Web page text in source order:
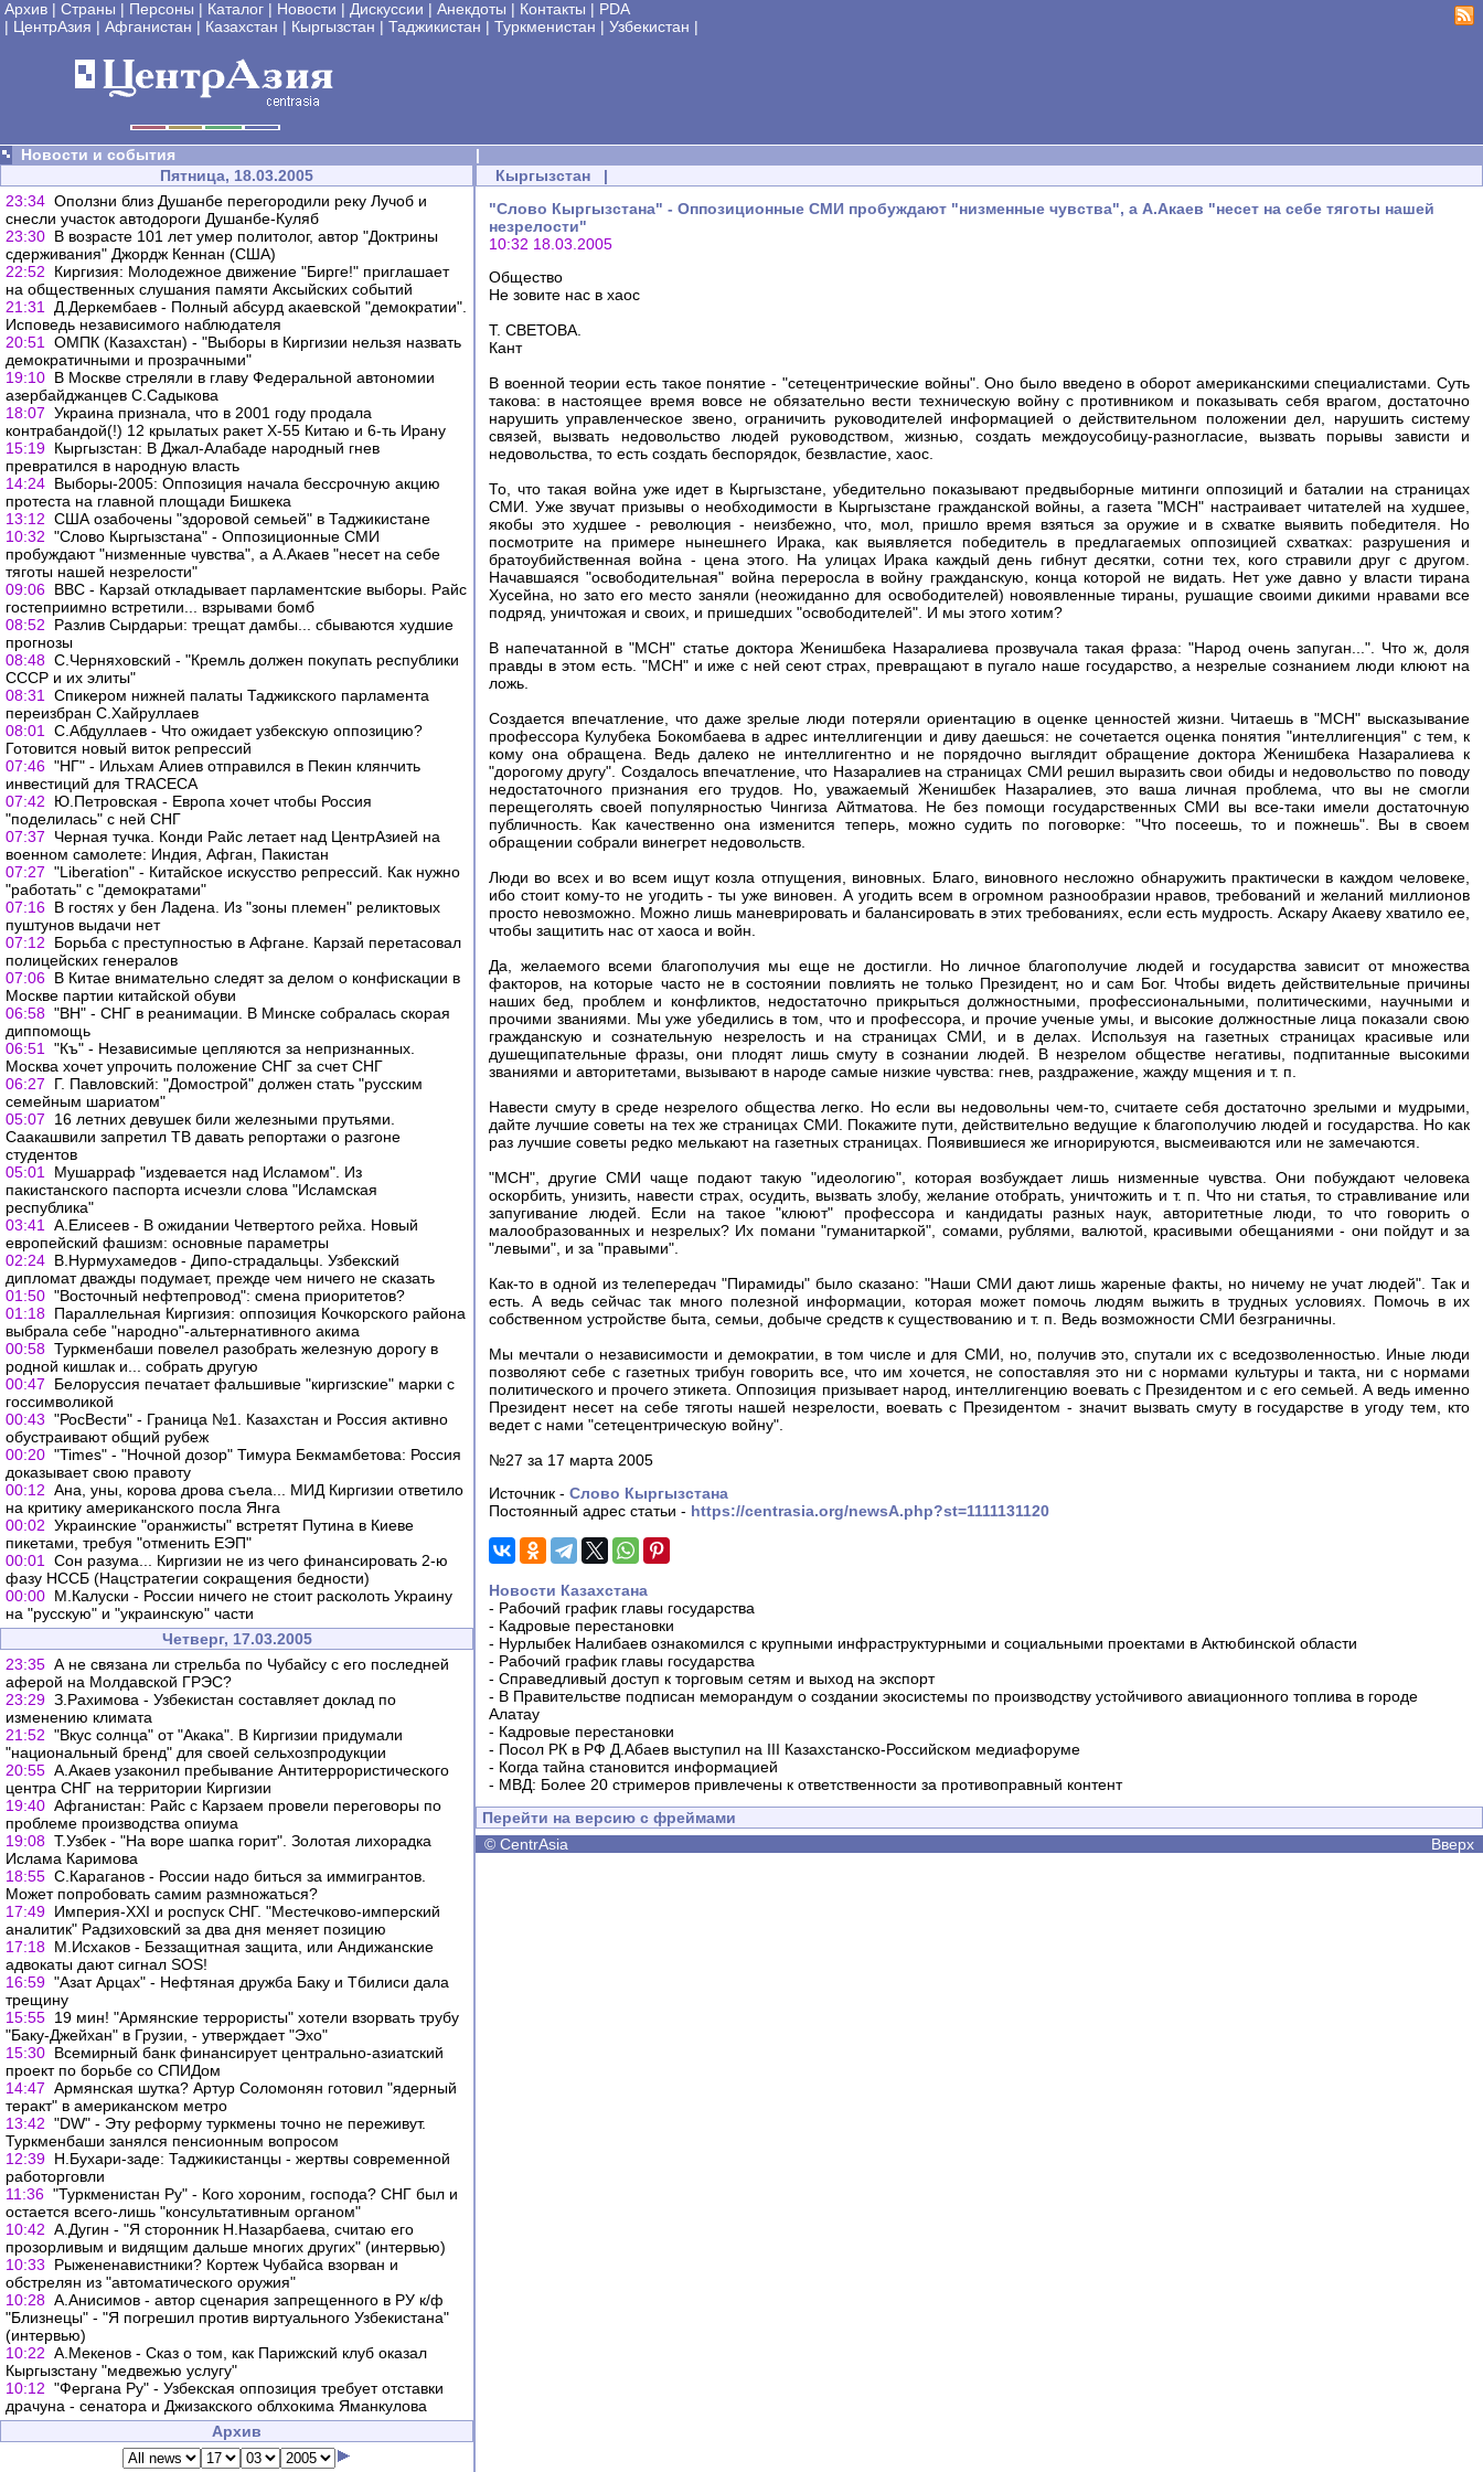
Архив | Страны | Персоны | Каталог | Новости | Дискуссии | Анекдоты | Контакты | PDA
| ЦентрАзия | Афганистан | Казахстан | Кыргызстан | Таджикистан | Туркменистан | Узбекистан |
Новости и события
|
Пятница, 18.03.2005
23:34 Оползни близ Душанбе перегородили реку Лучоб и
снесли участок автодороги Душанбе-Куляб
23:30 В возрасте 101 лет умер политолог, автор "Доктрины
сдерживания" Джордж Кеннан (США)
22:52
Киргизия: Молодежное движение "Бирге!" приглашает
на общественных слушания памяти Аксыйских событий
21:31
Д.Деркембаев - Полный абсурд акаевской "демократии".
Исповедь независимого наблюдателя
20:51
ОМПК (Казахстан) - "Выборы в Киргизии нельзя назвать
демократичными и прозрачными"
19:10 В Москве стреляли в главу Федеральной автономии
азербайджанцев С.Садыкова
18:07 Украина признала, что в 2001 году продала
контрабандой(!) 12 крылатых ракет Х-55 Китаю и 6-ть Ирану
15:19 Кыргызстан: В Джал-Алабаде народный гнев
превратился в народную власть
14:24 Выборы-2005: Оппозиция начала бессрочную акцию
протеста на главной площади Бишкека
13:12 США озабочены "здоровой семьей" в Таджикистане
10:32 "Слово Кыргызстана" - Оппозиционные СМИ
пробуждают "низменные чувства", а А.Акаев "несет на себе
тяготы нашей незрелости"
09:06 ВВС - Карзай откладывает парламентские выборы. Райс
гостеприимно встретили... взрывами бомб
08:52
Разлив Сырдарьи: трещат дамбы... сбываются худшие
прогнозы
08:48 С.Черняховский - "Кремль должен покупать республики
СССР и их элиты"
08:31
Спикером нижней палаты Таджикского парламента
переизбран С.Хайруллаев
08:01
С.Абдуллаев - Что ожидает узбекскую оппозицию?
Готовится новый виток репрессий
07:46 "НГ" - Ильхам Алиев отправился в Пекин клянчить
инвестиций для ТRАСЕCА
07:42
Ю.Петровская - Европа хочет чтобы Россия
"поделилась" с ней СНГ
07:37
Черная тучка. Конди Райс летает над ЦентрАзией на
военном самолете: Индия, Афган, Пакистан
07:27 "Liberation" - Китайское искусство репрессий. Как нужно
"работать" с "демократами"
07:16 В гостях у бен Ладена. Из "зоны племен" реликтовых
пуштунов выдачи нет
07:12
Борьба с преступностью в Афгане. Карзай перетасовал
полицейских генералов
07:06 В Китае внимательно следят за делом о конфискации в
Москве партии китайской обуви
06:58 "ВН" - СНГ в реанимации. В Минске собралась скорая
диппомощь
06:51
"Къ" - Независимые цепляются за непризнанных.
Москва хочет упрочить положение СНГ за счет СНГ
06:27
Г. Павловский: "Домострой" должен стать "русским
семейным шариатом"
05:07
16 летних девушек били железными прутьями.
Саакашвили запретил ТВ давать репортажи о разгоне
студентов
05:01
Мушарраф "издевается над Исламом". Из
пакистанского паспорта исчезли слова "Исламская
республика"
03:41
А.Елисеев - В ожидании Четвертого рейха. Новый
европейский фашизм: основные параметры
02:24 В.Нурмухамедов - Дипо-страдальцы. Узбекский
дипломат дважды подумает, прежде чем ничего не сказать
01:50 "Восточный нефтепровод": смена приоритетов?
01:18 Параллельная Киргизия: оппозиция Кочкорского района
выбрала себе "народно"-альтернативного акима
00:58 Туркменбаши повелел разобрать железную дорогу в
родной кишлак и... собрать другую
00:47
Белоруссия печатает фальшивые "киргизские" марки с
госсимволикой
00:43 "РосВести" - Граница №1. Казахстан и Россия активно
обустраивают общий рубеж
00:20 "Times" - "Ночной дозор" Тимура Бекмамбетова: Россия
доказывает свою правоту
00:12 Ана, уны, корова дрова съела... МИД Киргизии ответило
на критику американского посла Янга
00:02 Украинские "оранжисты" встретят Путина в Киеве
пикетами, требуя "отменить ЕЭП"
00:01
Сон разума... Киргизии не из чего финансировать 2-ю
фазу НССБ (Нацстратегии сокращения бедности)
00:00 М.Калуски - России ничего не стоит расколоть Украину
на "русскую" и "украинскую" части
Четверг, 17.03.2005
23:35 А не связана ли стрельба по Чубайсу с его последней
аферой на Молдавской ГРЭС?
23:29 З.Рахимова - Узбекистан составляет доклад по
изменению климата
21:52 "Вкус солнца" от "Акака". В Киргизии придумали
"национальный бренд" для своей сельхозпродукции
20:55 А.Акаев узаконил пребывание Антитеррористического
центра СНГ на территории Киргизии
19:40 Афганистан: Райс с Карзаем провели переговоры по
проблеме производства опиума
19:08 Т.Узбек - "На воре шапка горит". Золотая лихорадка
Ислама Каримова
18:55 С.Караганов - России надо биться за иммигрантов.
Может попробовать самим размножаться?
17:49 Империя-ХХI и роспуск СНГ. "Местечково-имперский
аналитик" Радзиховский за два дня меняет позицию
17:18 М.Исхаков - Беззащитная защита, или Андижанские
адвокаты дают сигнал SOS!
16:59 "Азат Арцах" - Нефтяная дружба Баку и Тбилиси дала
трещину
15:55 19 мин! "Армянские террористы" хотели взорвать трубу
"Баку-Джейхан" в Грузии, - утверждает "Эхо"
15:30 Всемирный банк финансирует центрально-азиатский
проект по борьбе со СПИДом
14:47 Армянская шутка? Артур Соломонян готовил "ядерный
теракт" в американском метро
13:42 "DW" - Эту реформу туркмены точно не переживут.
Туркменбаши занялся пенсионным вопросом
12:39 Н.Бухари-заде: Таджикистанцы - жертвы современной
работорговли
11:36 "Туркменистан Ру" - Кого хороним, господа? СНГ был и
остается всего-лишь "консультативным органом"
10:42 А.Дугин - "Я сторонник Н.Назарбаева, считаю его
прозорливым и видящим дальше многих других" (интервью)
10:33
Рыжененавистники? Кортеж Чубайса взорван и
обстрелян из "автоматического оружия"
10:28 А.Анисимов - автор сценария запрещенного в РУ к/ф
"Близнецы" - "Я погрешил против виртуального Узбекистана"
(интервью)
10:22 А.Мекенов - Сказ о том, как Парижский клуб оказал
Кыргызстану "медвежью услугу"
10:12 "Фергана Ру" - Узбекская оппозиция требует отставки
драчуна - сенатора и Джизакского облхокима Яманкулова
Архив
Кыргызстан |
"Слово Кыргызстана" - Оппозиционные СМИ пробуждают "низменные чувства", а А.Акаев "несет на себе тяготы нашей
незрелости"
10:32 18.03.2005
Общество
Не зовите нас в хаос
Т. СВЕТОВА.
Кант
В военной теории есть такое понятие - "сетецентрические войны". Оно было введено в оборот американскими специалистами. Суть
такова: в настоящее время вовсе не обязательно вести техническую войну с противником и показывать себя врагом, достаточно
нарушить управленческое звено, ограничить руководителей информацией о действительном положении дел, нарушить систему
связей, вызвать недовольство людей руководством, жизнью, создать междоусобицу-разногласие, вызвать порывы зависти и
недовольства, то есть создать беспорядок, безвластие, хаос.
То, что такая война уже идет в Кыргызстане, убедительно показывают предвыборные митинги оппозиций и баталии на страницах
СМИ. Уже звучат призывы о необходимости в Кыргызстане гражданской войны, а газета "МСН" настраивает читателей на худшее,
якобы это худшее - революция - неизбежно, что, мол, пришло время взяться за оружие и в схватке выявить победителя. Но
посмотрите на примере нынешнего Ирака, как выявляется победитель в предлагаемых оппозицией схватках: разрушения и
братоубийственная война - цена этого. На улицах Ирака каждый день гибнут десятки, сотни тех, кого стравили друг с другом.
Начавшаяся "освободительная" война переросла в войну гражданскую, конца которой не видать. Нет уже давно у власти тирана
Хусейна, но зато его место заняли (неожиданно для освободителей) новоявленные тираны, рушащие своими дикими нравами все
подряд, уничтожая и своих, и пришедших "освободителей". И мы этого хотим?
В напечатанной в "МСН" статье доктора Женишбека Назаралиева прозвучала такая фраза: "Народ очень запуган...". Что ж, доля
правды в этом есть. "МСН" и иже с ней сеют страх, превращают в пугало наше государство, а незрелые сознанием люди клюют на
ложь.
Создается впечатление, что даже зрелые люди потеряли ориентацию в оценке ценностей жизни. Читаешь в "МСН" высказывание
профессора Кулубека Бокомбаева в адрес интеллигенции и диву даешься: не сочетается оценка понятия "интеллигенция" с тем, к
кому она обращена. Ведь далеко не интеллигентно и не порядочно выглядит обращение доктора Женишбека Назаралиева к
"дорогому другу". Создалось впечатление, что Назаралиев на страницах СМИ решил выразить свои обиды и недовольство по поводу
недостаточного признания его трудов. Но, уважаемый Женишбек Назаралиев, это ваша личная проблема, что вы не смогли
перещеголять своей популярностью Чингиза Айтматова. Не без помощи государственных СМИ вы все-таки имели достаточную
публичность. Как качественно она изменится теперь, можно судить по поговорке: "Что посеешь, то и пожнешь". Вы в своем
обращении собрали винегрет недовольств.
Люди во всех и во всем ищут козла отпущения, виновных. Благо, виновного несложно обнаружить практически в каждом человеке,
ибо стоит кому-то не угодить - ты уже виновен. А угодить всем в огромном разнообразии нравов, требований и желаний миллионов
просто невозможно. Можно лишь маневрировать и балансировать в этих требованиях, если есть мудрость. Аскару Акаеву хватило ее,
чтобы защитить нас от хаоса и войн.
Да, желаемого всеми благополучия мы еще не достигли. Но личное благополучие людей и государства зависит от множества
факторов, на которые часто не в состоянии повлиять не только Президент, но и сам Бог. Чтобы видеть действительные причины
наших бед, проблем и конфликтов, недостаточно прикрыться должностными, профессиональными, политическими, научными и
прочими званиями. Мы уже убедились в том, что и профессора, и прочие ученые умы, и высокие должностные лица показали свою
гражданскую и сознательную незрелость и на страницах СМИ, и в делах. Используя на газетных страницах красивые или
душещипательные фразы, они плодят лишь смуту в сознании людей. В незрелом обществе негативы, подпитанные высокими
званиями и авторитетами, вызывают в народе самые низкие чувства: гнев, раздражение, жажду мщения и т. п.
Навести смуту в среде незрелого общества легко. Но если вы недовольны чем-то, считаете себя достаточно зрелыми и мудрыми,
дайте лучшие советы на тех же страницах СМИ. Покажите пути, действительно ведущие к благополучию людей и государства. Но как
раз лучшие советы редко мелькают на газетных страницах. Появившиеся же игнорируются, высмеиваются или не замечаются.
"МСН", другие СМИ чаще подают такую "идеологию", которая возбуждает лишь низменные чувства. Они побуждают человека
оскорбить, унизить, навести страх, осудить, вызвать злобу, желание отобрать, уничтожить и т. п. Что ни статья, то стравливание или
запугивание людей. Если на такое "клюют" профессора и кандидаты разных наук, авторитетные люди, то что говорить о
малообразованных и незрелых? Их помани "гуманитаркой", сомами, рублями, валютой, красивыми обещаниями - они пойдут и за
"левыми", и за "правыми".
Как-то в одной из телепередач "Пирамиды" было сказано: "Наши СМИ дают лишь жареные факты, но ничему не учат людей". Так и
есть. А ведь сейчас так много полезной информации, которая может помочь людям выжить в трудных условиях. Помочь в их
собственном устройстве быта, семьи, добыче средств к существованию и т. п. Ведь возможности СМИ безграничны.
Мы мечтали о независимости и демократии, в том числе и для СМИ, но, получив это, спутали их с вседозволенностью. Иные люди
позволяют себе с газетных трибун говорить все, что им хочется, не сопоставляя это ни с нормами культуры и такта, ни с нормами
политического и прочего этикета. Оппозиция призывает народ, интеллигенцию воевать с Президентом и с его семьей. А ведь именно
Президент несет на себе тяготы нашей незрелости, воевать с Президентом - значит вызвать смуту в государстве в угоду тем, кто
ведет с нами "сетецентрическую войну".
№27 за 17 марта 2005
Источник - Слово Кыргызстана
Постоянный адрес статьи - https://centrasia.org/newsA.php?st=1111131120
Новости Казахстана
- Рабочий график главы государства
- Кадровые перестановки
- Нурлыбек Налибаев ознакомился с крупными инфраструктурными и социальными проектами в Актюбинской области
- Рабочий график главы государства
- Справедливый доступ к торговым сетям и выход на экспорт
- В Правительстве подписан меморандум о создании экосистемы по производству устойчивого авиационного топлива в городе
Алатау
- Кадровые перестановки
- Посол РК в РФ Д.Абаев выступил на III Казахстанско-Российском медиафоруме
- Когда тайна становится информацией
- МВД: Более 20 стримеров привлечены к ответственности за противоправный контент
Перейти на версию с фреймами
© CentrAsia Вверх